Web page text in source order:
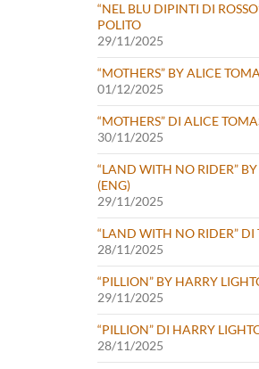
“NEL BLU DIPINTI DI
POLITO
29/11/2025
“MOTHERS” BY ALICE
01/12/2025
“MOTHERS” DI ALICE
30/11/2025
“LAND WITH NO RIDER”
(ENG)
29/11/2025
“LAND WITH NO RIDER”
28/11/2025
“PILLION” BY HARRY
29/11/2025
“PILLION” DI HARRY
28/11/2025